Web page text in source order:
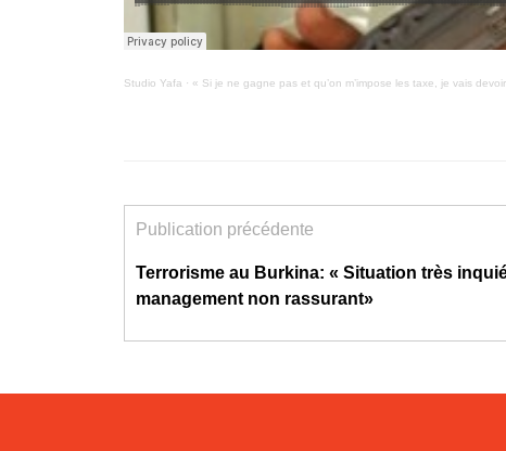
Studio Yafa · « Si je ne gagne pas et qu’on m’impose les taxe, je vais
Publication précédente
Terrorisme au Burkina: « Situation très
management non rassurant»